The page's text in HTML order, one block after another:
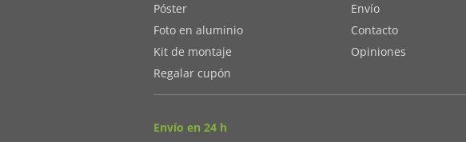
Póster
Foto en aluminio
Kit de montaje
Regalar cupón
Envío
Contacto
Opiniones
Envío en 24 h